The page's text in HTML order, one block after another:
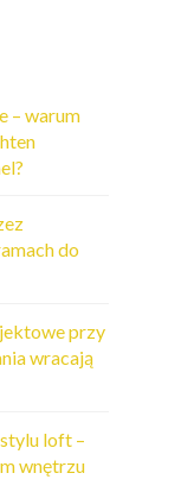
– warum
do
przy
wracają
loft –
wnętrzu